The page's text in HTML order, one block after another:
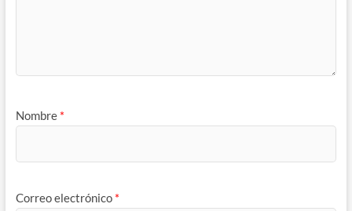
Nombre *
Correo electrónico *